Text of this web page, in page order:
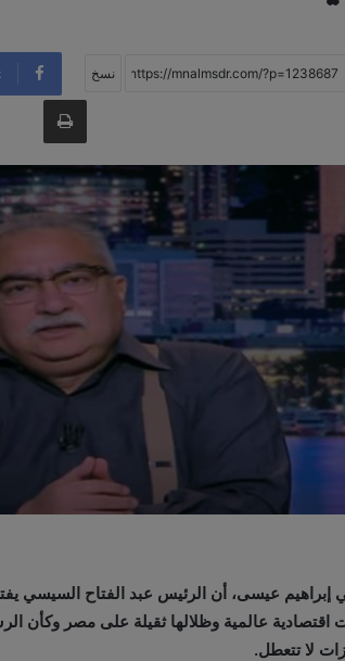
طباعة
إبراهيم عيسى، أن الرئيس عبد الفتاح السيسي
عالمية وظلالها ثقيلة على مصر وكأن
لا تتعطل.